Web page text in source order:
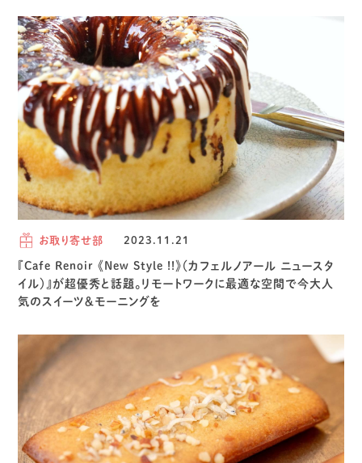
お取り寄せ部 2023.11.21
『Cafe Renoir 《New Style !!》（カフェルノアール ニュースタ
イル）』が超優秀と話題。リモートワークに最適な空間で今大人
気のスイーツ＆モーニングを